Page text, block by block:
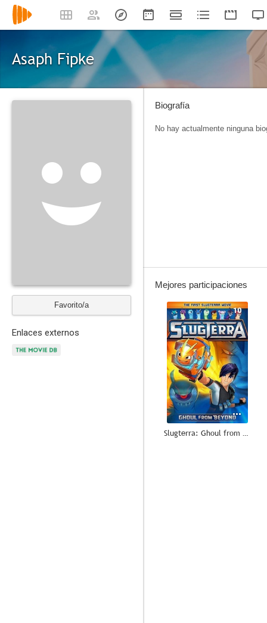
Asaph Fipke
Favorito/a
Enlaces externos
Biografía
No hay actualmente ninguna
Mejores participaciones
10
Slugterra: Ghoul from Beyond